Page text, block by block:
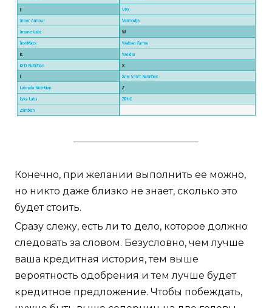
Конечно, при желании выполнить ее можно,
но никто даже близко не знает, сколько это
будет стоить.
Сразу слежу, есть ли то дело, которое должно
следовать за словом. Безусловно, чем лучше
ваша кредитная история, тем выше
вероятность одобрения и тем лучше будет
кредитное предложение. Чтобы побеждать,